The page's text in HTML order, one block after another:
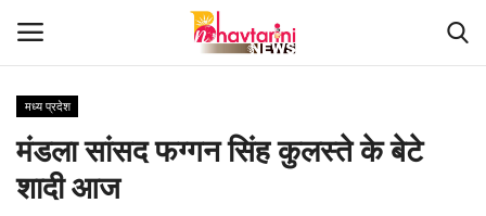
Home
संपर्क करें
मध्य प्रदेश
मंडला सांसद फग्गन सिंह कुलस्ते के बेटे
शादी आज